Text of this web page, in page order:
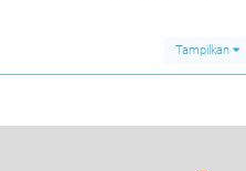
Tampilkan